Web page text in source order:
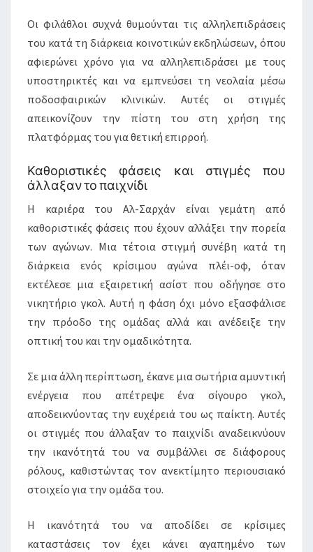
Οι φιλάθλοι συχνά θυμούνται τις αλληλεπιδράσεις
του κατά τη διάρκεια κοινοτικών εκδηλώσεων, όπου
αφιερώνει χρόνο για να αλληλεπιδράσει με τους
υποστηρικτές και να εμπνεύσει τη νεολαία μέσω
ποδοσφαιρικών κλινικών. Αυτές οι στιγμές
απεικονίζουν την πίστη του στη χρήση της
πλατφόρμας του για θετική επιρροή.
Καθοριστικές φάσεις και στιγμές που
άλλαξαν το παιχνίδι
Η καριέρα του Αλ-Σαρχάν είναι γεμάτη από
καθοριστικές φάσεις που έχουν αλλάξει την πορεία
των αγώνων. Μια τέτοια στιγμή συνέβη κατά τη
διάρκεια ενός κρίσιμου αγώνα πλέι-οφ, όταν
εκτέλεσε μια εξαιρετική ασίστ που οδήγησε στο
νικητήριο γκολ. Αυτή η φάση όχι μόνο εξασφάλισε
την πρόοδο της ομάδας αλλά και ανέδειξε την
οπτική του και την ομαδικότητα.
Σε μια άλλη περίπτωση, έκανε μια σωτήρια αμυντική
ενέργεια που απέτρεψε ένα σίγουρο γκολ,
αποδεικνύοντας την ευχέρειά του ως παίκτη. Αυτές
οι στιγμές που άλλαξαν το παιχνίδι αναδεικνύουν
την ικανότητά του να συμβάλλει σε διάφορους
ρόλους, καθιστώντας τον ανεκτίμητο περιουσιακό
στοιχείο για την ομάδα του.
Η ικανότητά του να αποδίδει σε κρίσιμες
καταστάσεις τον έχει κάνει αγαπημένο των